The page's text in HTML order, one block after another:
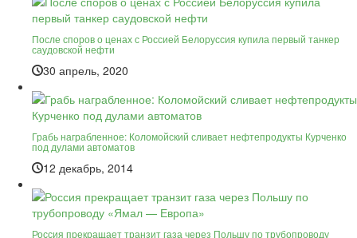
После споров о ценах с Россией Белоруссия купила первый танкер
саудовской нефти
30 апрель, 2020
Грабь награбленное: Коломойский сливает нефтепродукты Курченко
под дулами автоматов
12 декабрь, 2014
Россия прекращает транзит газа через Польшу по трубопроводу